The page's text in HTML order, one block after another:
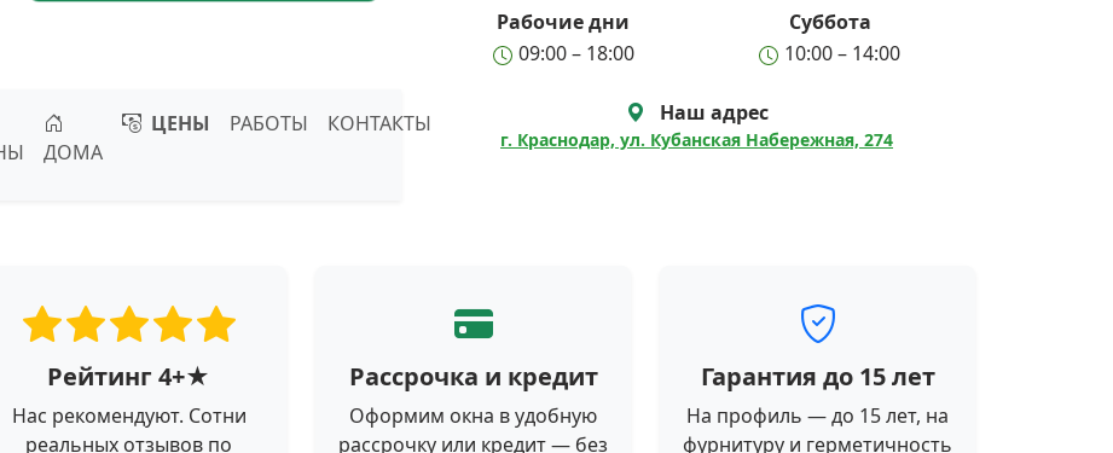
ДОМА
ЦЕНЫ РАБОТЫ КОНТАКТЫ
Рабочие дни
Суббота
09:00 – 18:00
10:00 – 14:00
Наш адрес
г. Краснодар, ул. Кубанская Набережная, 274
Рейтинг 4+★
Нас рекомендуют. Сотни
реальных отзывов по
Рассрочка и кредит
Оформим окна в удобную
рассрочку или кредит — без
Гарантия до 15 лет
На профиль — до 15 лет, на
фурнитуру и герметичность